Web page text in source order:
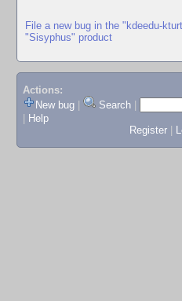
File a new bug in the "kdeedu-
"Sisyphus" product
Actions:
New bug
Search
Help
Register